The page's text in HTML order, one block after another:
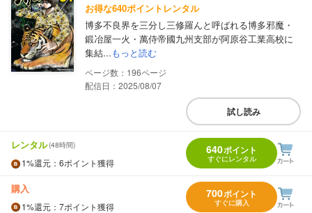
お得な640ポイントレンタル
博多不良界を三分し三修羅んと呼ばれる博多邪魔・
鍛冶屋一火・萬侍帝國九州支部が阿原谷工業高校に
集結...もっと読む
196
配信日：2025/08/07
試し読み
レンタル(48時間)
1%還元 ：6ポイント獲得
640ポイント
すぐにレンタル
購入
1%還元 ：7ポイント獲得
700ポイント
すぐに購入